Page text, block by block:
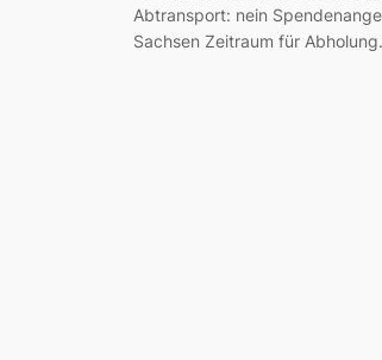
Abtransport: nein
Sachsen Zeitraum für